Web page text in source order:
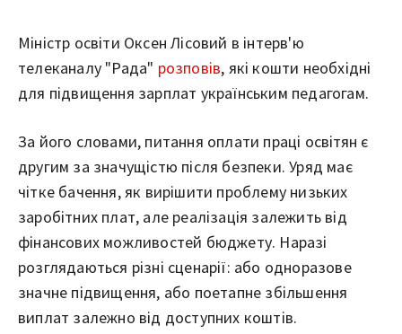
Міністр освіти Оксен Лісовий в інтерв'ю
телеканалу "Рада" розповів, які кошти необхідні
для підвищення зарплат українським педагогам.
За його словами, питання оплати праці освітян є
другим за значущістю після безпеки. Уряд має
чітке бачення, як вирішити проблему низьких
заробітних плат, але реалізація залежить від
фінансових можливостей бюджету. Наразі
розглядаються різні сценарії: або одноразове
значне підвищення, або поетапне збільшення
виплат залежно від доступних коштів.